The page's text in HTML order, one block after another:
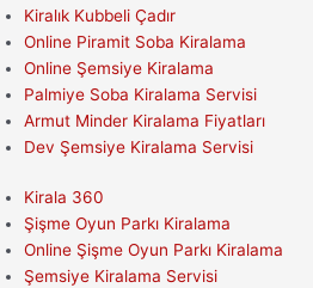
Kiralık Kubbeli Çadır
Online Piramit Soba Kiralama
Online Şemsiye Kiralama
Palmiye Soba Kiralama Servisi
Armut Minder Kiralama Fiyatları
Dev Şemsiye Kiralama Servisi
Kirala 360
Şişme Oyun Parkı Kiralama
Online Şişme Oyun Parkı Kiralama
Şemsiye Kiralama Servisi